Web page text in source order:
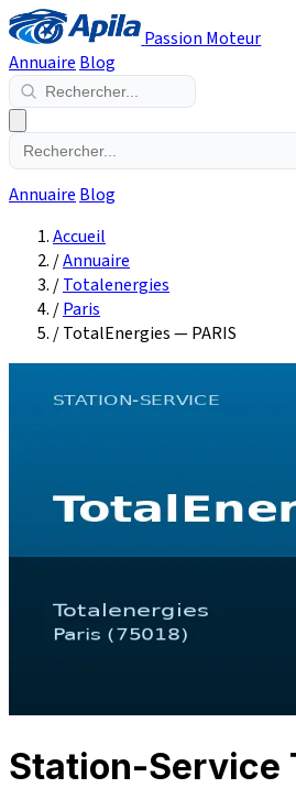
Passion Moteur
Annuaire Blog
Annuaire Blog
Accueil
/Annuaire
/Totalenergies
/Paris
/TotalEnergies — PARIS
Station-Service